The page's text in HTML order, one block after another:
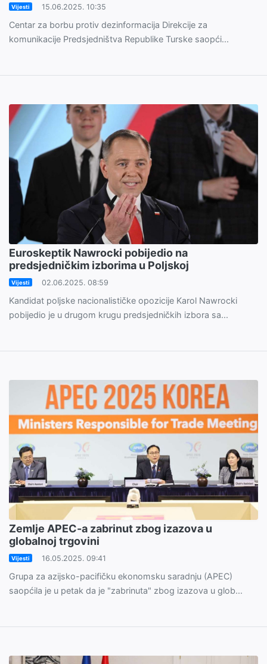
Vijesti 15.06.2025. 10:35
Centar za borbu protiv dezinformacija Direkcije za
komunikacije Predsjedništva Republike Turske saopći...
Euroskeptik Nawrocki pobijedio na
predsjedničkim izborima u Poljskoj
Vijesti 02.06.2025. 08:59
Kandidat poljske nacionalističke opozicije Karol Nawrocki
pobijedio je u drugom krugu predsjedničkih izbora sa...
Zemlje APEC-a zabrinut zbog izazova u
globalnoj trgovini
Vijesti 16.05.2025. 09:41
Grupa za azijsko-pacifičku ekonomsku saradnju (APEC)
saopćila je u petak da je "zabrinuta" zbog izazova u glob...